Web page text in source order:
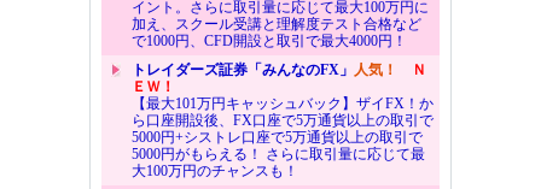
イント。さらに取引量に応じて最大100万円に
加え、スクール受講と理解度テスト合格など
で1000円、CFD開設と取引で最大4000円！
トレイダーズ証券「みんなのFX」 人気！
Ｎ
ＥＷ！
【最大101万円キャッシュバック】ザイFX！か
ら口座開設後、FX口座で5万通貨以上の取引で
5000円+シストレ口座で5万通貨以上の取引で
5000円がもらえる！ さらに取引量に応じて最
大100万円のチャンスも！